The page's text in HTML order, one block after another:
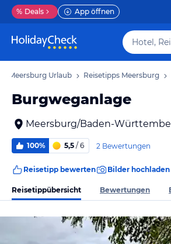
% Deals App öffnen
Meersburg Urlaub Reisetipps Meersburg
Burgweganlage
Meersburg/Baden-
100% 5,5 / 6 2 Bewertungen
Reisetipp bewerten Bilder hochladen
Reisetippübersicht Bewertungen